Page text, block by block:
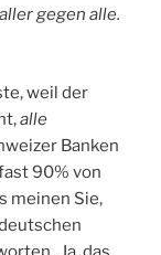
gegen alle.
weil der
alle
Banken
90% von
meinen Sie,